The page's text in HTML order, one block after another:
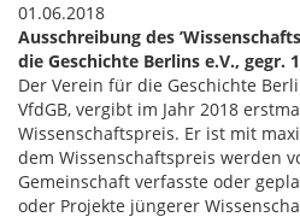
01.06.2018
Ausschreibung des
die Geschichte Berlins e.V., gegr.
Der Verein für die Geschichte
VfdGB, vergibt im Jahr 2018
Wissenschaftspreis. Er ist mit
dem Wissenschaftspreis werden
Gemeinschaft verfasste oder
oder Projekte jüngerer